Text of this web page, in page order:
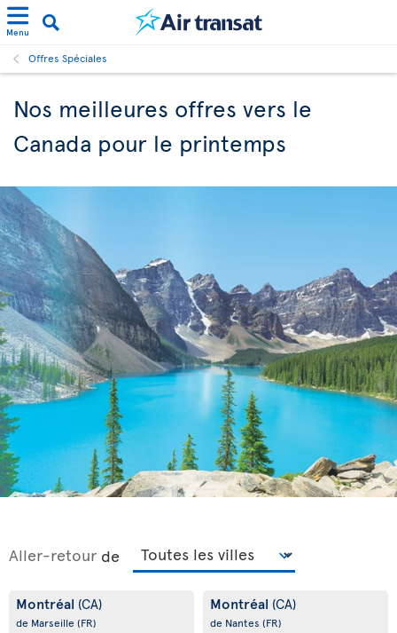
Menu
Offres Spéciales
Nos meilleures offres vers le
Canada pour le printemps
Aller-retour de
Montréal (CA)
de Marseille (FR)
Montréal (CA)
de Nantes (FR)